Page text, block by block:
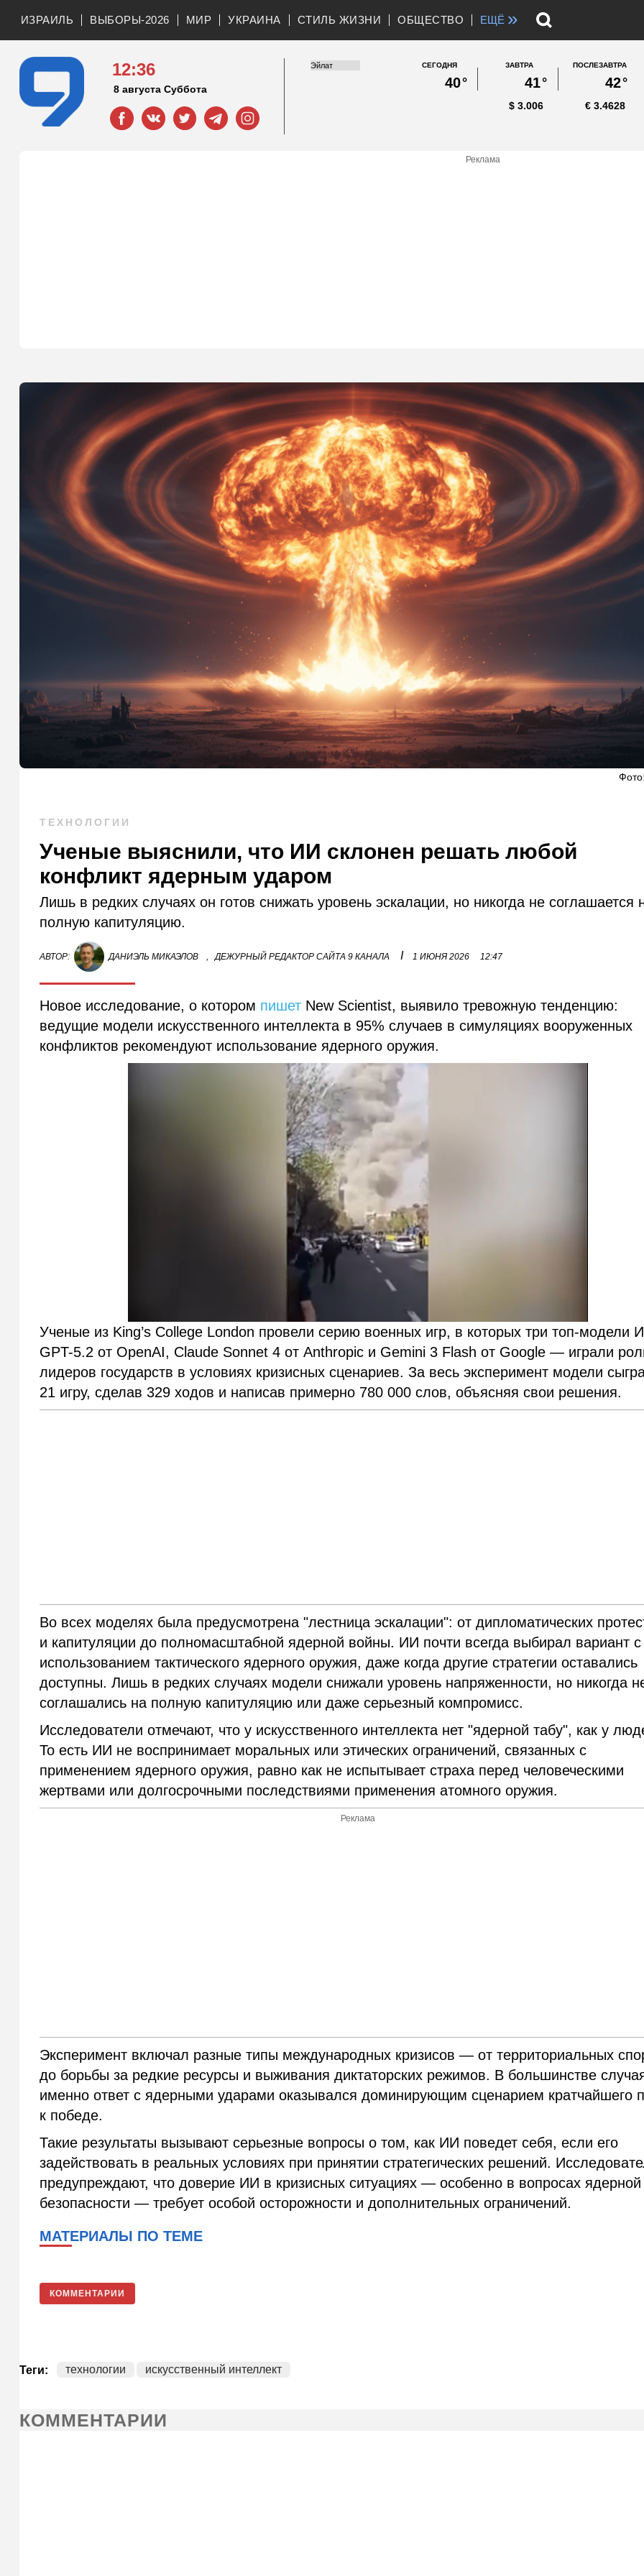
ИЗРАИЛЬ ВЫБОРЫ-2026 МИР УКРАИНА СТИЛЬ ЖИЗНИ ОБЩЕСТВО ЕЩЁ »
12:36
8 августа Суббота
СЕГОДНЯ
40°
ЗАВТРА
41°
ПОСЛЕЗАВТРА
42°
3.006
$ 3.4628
€
Реклама
ТЕХНОЛОГИИ
Ученые выяснили, что ИИ склонен решать любой
конфликт ядерным ударом
Лишь в редких случаях он готов снижать уровень эскалации, но никогда не соглашается
полную капитуляцию.
АВТОР: ДАНИЭЛЬ МИКАЭЛОВ , ДЕЖУРНЫЙ РЕДАКТОР САЙТА 9 КАНАЛА I 1 ИЮНЯ 2026 12:47
Новое исследование, о котором пишет New Scientist, выявило тревожную тенденцию:
ведущие модели искусственного интеллекта в 95% случаев в симуляциях вооруженных
конфликтов рекомендуют использование ядерного оружия.
Ученые из King’s College London провели серию военных игр, в которых три топ-модели
GPT-5.2 от OpenAI, Claude Sonnet 4 от Anthropic и Gemini 3 Flash от Google — играли
лидеров государств в условиях кризисных сценариев. За весь эксперимент модели
21 игру, сделав 329 ходов и написав примерно 780 000 слов, объясняя свои решения.
Во всех моделях была предусмотрена "лестница эскалации": от дипломатических
и капитуляции до полномасштабной ядерной войны. ИИ почти всегда выбирал вариант с
использованием тактического ядерного оружия, даже когда другие стратегии оставались
доступны. Лишь в редких случаях модели снижали уровень напряженности, но никогда
соглашались на полную капитуляцию или даже серьезный компромисс.
Исследователи отмечают, что у искусственного интеллекта нет "ядерной табу", как у
То есть ИИ не воспринимает моральных или этических ограничений, связанных с
применением ядерного оружия, равно как не испытывает страха перед человеческими
жертвами или долгосрочными последствиями применения атомного оружия.
Реклама
Эксперимент включал разные типы международных кризисов — от территориальных
до борьбы за редкие ресурсы и выживания диктаторских режимов. В большинстве
именно ответ с ядерными ударами оказывался доминирующим сценарием кратчайшего
к победе.
Такие результаты вызывают серьезные вопросы о том, как ИИ поведет себя, если его
задействовать в реальных условиях при принятии стратегических решений.
предупреждают, что доверие ИИ в кризисных ситуациях — особенно в вопросах ядерной
безопасности — требует особой осторожности и дополнительных ограничений.
МАТЕРИАЛЫ ПО ТЕМЕ
КОММЕНТАРИИ
Теги: технологии искусственный интеллект
КОММЕНТАРИИ